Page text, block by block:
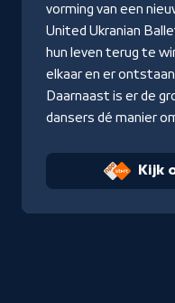
vorming van een
United Ukranian
hun leven terug te
elkaar en er
Daarnaast is er de
dansers dé manier
Kijk